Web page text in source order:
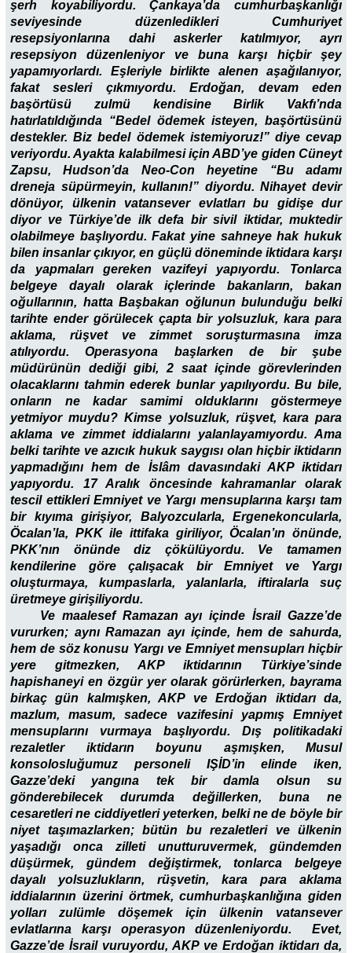
şerh koyabiliyordu. Çankaya’da cumhurbaşkanlığı
seviyesinde düzenledikleri Cumhuriyet
resepsiyonlarına dahi askerler katılmıyor, ayrı
resepsiyon düzenleniyor ve buna karşı hiçbir şey
yapamıyorlardı. Eşleriyle birlikte alenen aşağılanıyor,
fakat sesleri çıkmıyordu. Erdoğan, devam eden
başörtüsü zulmü kendisine Birlik Vakfı’nda
hatırlatıldığında “Bedel ödemek isteyen, başörtüsünü
destekler. Biz bedel ödemek istemiyoruz!” diye cevap
veriyordu. Ayakta kalabilmesi için ABD’ye giden Cüneyt
Zapsu, Hudson’da Neo-Con heyetine “Bu adamı
dreneja süpürmeyin, kullanın!” diyordu. Nihayet devir
dönüyor, ülkenin vatansever evlatları bu gidişe dur
diyor ve Türkiye’de ilk defa bir sivil iktidar, muktedir
olabilmeye başlıyordu. Fakat yine sahneye hak hukuk
bilen insanlar çıkıyor, en güçlü döneminde iktidara karşı
da yapmaları gereken vazifeyi yapıyordu. Tonlarca
belgeye dayalı olarak içlerinde bakanların, bakan
oğullarının, hatta Başbakan oğlunun bulunduğu belki
tarihte ender görülecek çapta bir yolsuzluk, kara para
aklama, rüşvet ve zimmet soruşturmasına imza
atılıyordu. Operasyona başlarken de bir şube
müdürünün dediği gibi, 2 saat içinde görevlerinden
olacaklarını tahmin ederek bunlar yapılıyordu. Bu bile,
onların ne kadar samimi olduklarını göstermeye
yetmiyor muydu? Kimse yolsuzluk, rüşvet, kara para
aklama ve zimmet iddialarını yalanlayamıyordu. Ama
belki tarihte ve azıcık hukuk saygısı olan hiçbir iktidarın
yapmadığını hem de İslâm davasındaki AKP iktidarı
yapıyordu. 17 Aralık öncesinde kahramanlar olarak
tescil ettikleri Emniyet ve Yargı mensuplarına karşı tam
bir kıyıma girişiyor, Balyozcularla, Ergenekoncularla,
Öcalan’la, PKK ile ittifaka giriliyor, Öcalan’ın önünde,
PKK’nın önünde diz çökülüyordu. Ve tamamen
kendilerine göre çalışacak bir Emniyet ve Yargı
oluşturmaya, kumpaslarla, yalanlarla, iftiralarla suç
üretmeye girişiliyordu.
Ve maalesef Ramazan ayı içinde İsrail Gazze’de
vururken; aynı Ramazan ayı içinde, hem de sahurda,
hem de söz konusu Yargı ve Emniyet mensupları hiçbir
yere gitmezken, AKP iktidarının Türkiye’sinde
hapishaneyi en özgür yer olarak görürlerken, bayrama
birkaç gün kalmışken, AKP ve Erdoğan iktidarı da,
mazlum, masum, sadece vazifesini yapmış Emniyet
mensuplarını vurmaya başlıyordu. Dış politikadaki
rezaletler iktidarın boyunu aşmışken, Musul
konsolosluğumuz personeli IŞİD’in elinde iken,
Gazze’deki yangına tek bir damla olsun su
gönderebilecek durumda değillerken, buna ne
cesaretleri ne ciddiyetleri yeterken, belki ne de böyle bir
niyet taşımazlarken; bütün bu rezaletleri ve ülkenin
yaşadığı onca zilleti unutturuvermek, gündemden
düşürmek, gündem değiştirmek, tonlarca belgeye
dayalı yolsuzlukların, rüşvetin, kara para aklama
iddialarının üzerini örtmek, cumhurbaşkanlığına giden
yolları zulümle döşemek için ülkenin vatansever
evlatlarına karşı operasyon düzenleniyordu. Evet,
Gazze’de İsrail vuruyordu, AKP ve Erdoğan iktidarı da,